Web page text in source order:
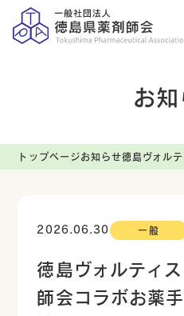
お知
トップページお知らせ徳島ヴォル
2026.06.30 一般
徳島ヴォルティ
師会コラボお薬